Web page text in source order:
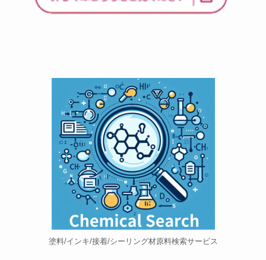
塗料/インキ/接着/シーリング材原料検索サービス